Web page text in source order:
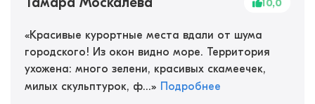
10,0
«Красивые курортные места вдали от шума
городского! Из окон видно море. Территория
ухожена: много зелени, красивых скамеечек,
милых скульптурок, ф...» Подробнее